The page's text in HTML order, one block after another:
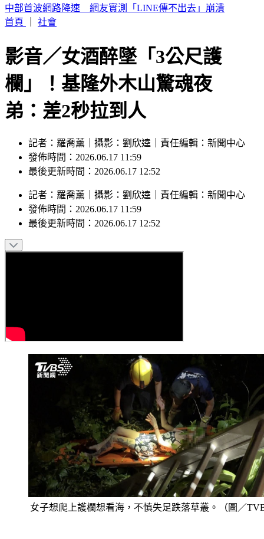
美製車降價你會心動嗎？民調顯示59%車主最擔心「這原因」
首頁
社會
影音／女酒醉墜「3公尺護
欄」！基隆外木山驚魂夜
弟：差2秒拉到人
記者：羅喬薰｜攝影：劉欣逵｜責任編輯：新聞中心
發佈時間：2026.06.17 11:59
最後更新時間：2026.06.17 12:52
記者 ： 羅喬薰 攝影 ： 劉欣逵 責任編輯 ： 新聞中心
發佈時間： 2026.06.17 11:59
最後更新時間： 2026.06.17 12:52
女子想爬上護欄想看海，不慎失足跌落草叢。（圖／